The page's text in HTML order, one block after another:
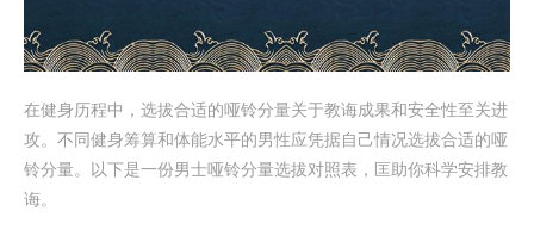
在健身历程中，选拔合适的哑铃分量关于教诲成果和安全性至关进
攻。不同健身筹算和体能水平的男性应凭据自己情况选拔合适的哑
铃分量。以下是一份男士哑铃分量选拔对照表，匡助你科学安排教
诲。